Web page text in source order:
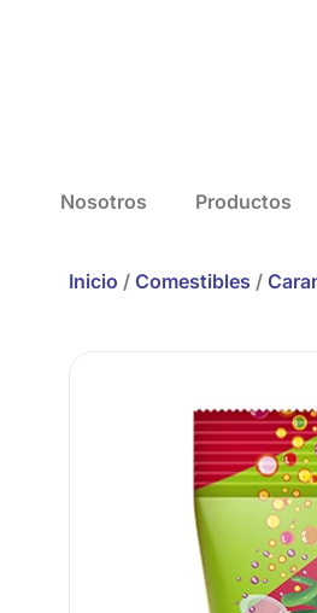
Nosotros Productos
Inicio / Comestibles /